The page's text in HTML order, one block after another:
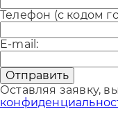
Телефон (с кодом
E-mail:
Отправить
Оставляя заявку,